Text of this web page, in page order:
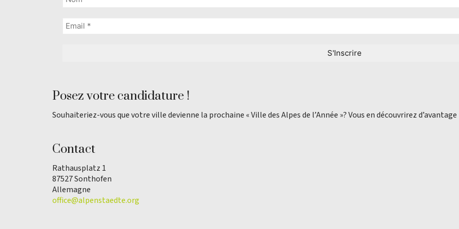
Posez votre candidature !
Souhaiteriez-vous que votre ville devienne la prochaine « Ville des Alpes de l’Année »? Vous en découvrirez d’avantage
Contact
Rathausplatz 1
87527 Sonthofen
Allemagne
office@alpenstaedte.org